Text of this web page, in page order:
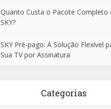
Quanto Custa o Pacote Completo
SKY?
SKY Pré-pago: A Solução Flexível
Sua TV por Assinatura
Categorias